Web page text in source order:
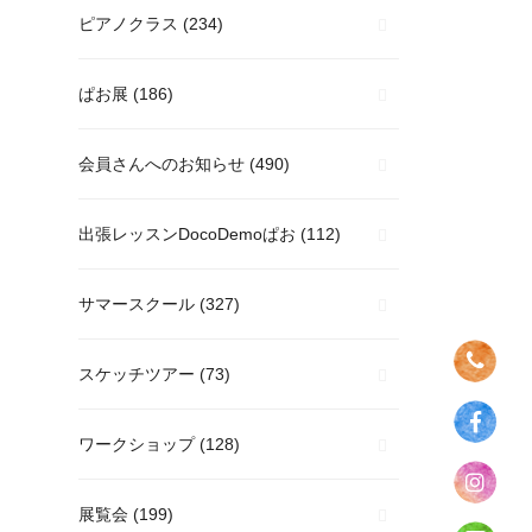
ピアノクラス (234)
ぱお展 (186)
会員さんへのお知らせ (490)
出張レッスンDocoDemoぱお (112)
サマースクール (327)
スケッチツアー (73)
ワークショップ(128)
展覧会 (199)